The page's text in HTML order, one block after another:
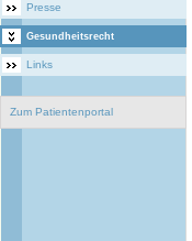
Presse
Gesundheitsrecht
Links
Zum Patientenportal